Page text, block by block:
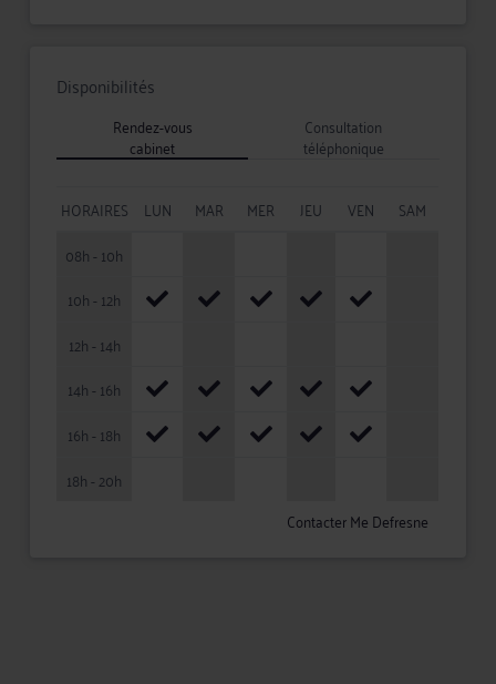
Disponibilités
Rendez-vous
cabinet
Consultation
téléphonique
HORAIRES LUN MAR MER JEU VEN
SAM
08h - 10h
10h - 12h
12h - 14h
14h - 16h
16h - 18h
18h - 20h
Contacter Me Defresne